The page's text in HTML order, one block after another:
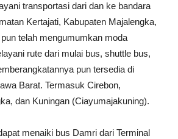
transportasi dari dan ke bandara
Kertajati, Kabupaten Majalengka,
telah mengumumkan moda
rute dari mulai bus, shuttle bus,
pun tersedia di
Barat. Termasuk Cirebon,
dan Kuningan (Ciayumajakuning).
menaiki bus Damri dari Terminal